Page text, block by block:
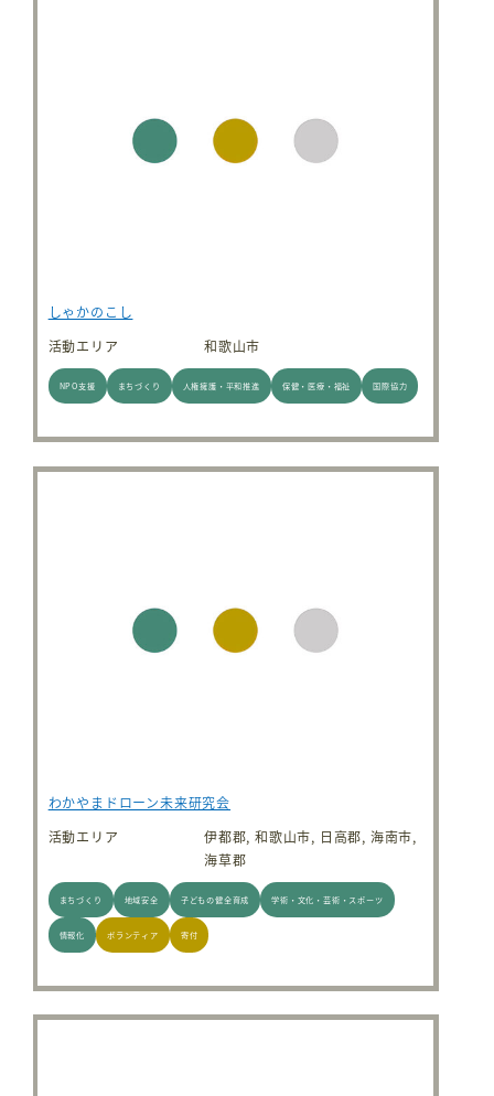
しゃかのこし
活動エリア
和歌山市
NPO支援 まちづくり 人権擁護・平和推進 保健・医療・福祉 国際協力
わかやまドローン未来研究会
活動エリア
伊都郡, 和歌山市, 日高郡, 海南市,
海草郡
まちづくり 地域安全 子どもの健全育成 学術・文化・芸術・スポーツ
情報化 ボランティア 寄付